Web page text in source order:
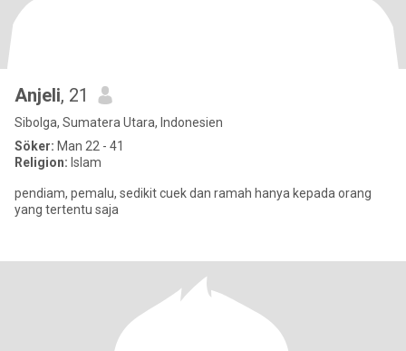
Anjeli, 21
Sibolga, Sumatera Utara, Indonesien
Söker: Man 22 - 41
Religion: Islam
pendiam, pemalu, sedikit cuek dan ramah hanya kepada orang
yang tertentu saja